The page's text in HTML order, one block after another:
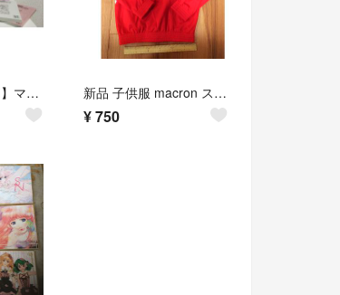
【まるる様☆専用】マクロスF劇場番 イツワリノウタヒメ サヨナラノツバサ 新品 子供服 macron スポーツウェア 3XS
¥750